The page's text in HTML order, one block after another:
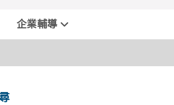
企業輔導